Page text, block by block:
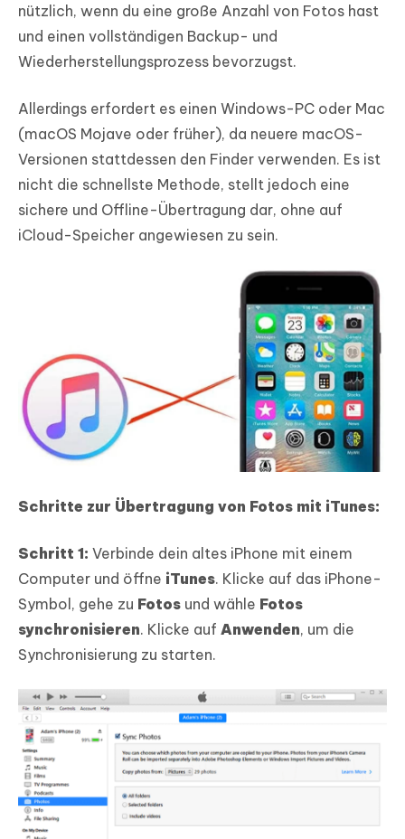
nützlich, wenn du eine große Anzahl von Fotos hast
und einen vollständigen Backup- und
Wiederherstellungsprozess bevorzugst.
Allerdings erfordert es einen Windows-PC oder Mac
(macOS Mojave oder früher), da neuere macOS-
Versionen stattdessen den Finder verwenden. Es ist
nicht die schnellste Methode, stellt jedoch eine
sichere und Offline-Übertragung dar, ohne auf
iCloud-Speicher angewiesen zu sein.
Schritte zur Übertragung von Fotos mit iTunes:
Schritt 1: Verbinde dein altes iPhone mit einem
Computer und öffne iTunes. Klicke auf das iPhone-
Symbol, gehe zu Fotos und wähle Fotos
synchronisieren. Klicke auf Anwenden, um die
Synchronisierung zu starten.